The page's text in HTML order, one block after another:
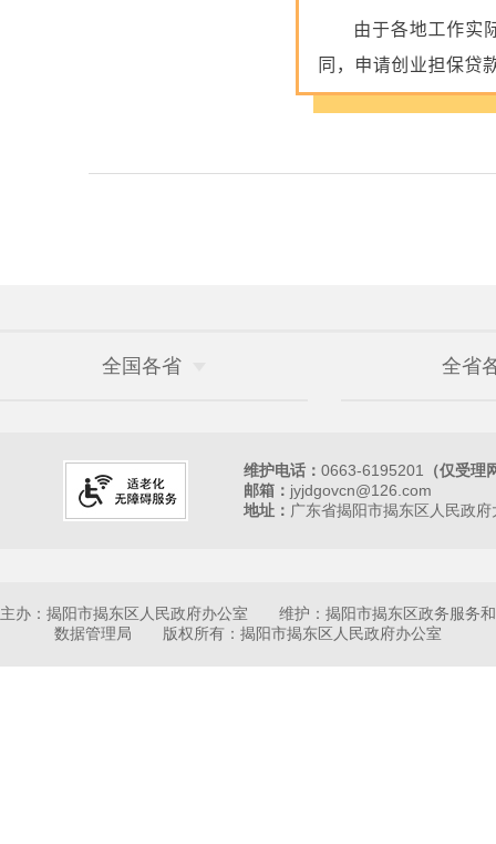
全国各省 全省
维护电话： 0663-6195201
（仅受
邮箱： jyjdgovcn@126.com
地址： 广东省揭阳市揭东区人民政
主办：揭阳市揭东区人民政府办公室 维护：揭阳市揭东区政务服务和
数据管理局 版权所有：揭阳市揭东区人民政府办公室